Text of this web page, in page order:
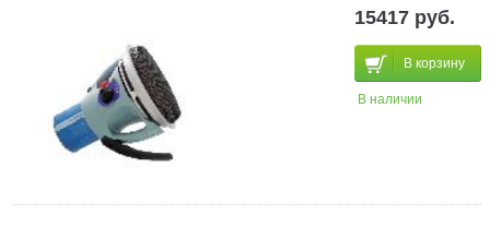
15417 руб.
В корзину
В наличии